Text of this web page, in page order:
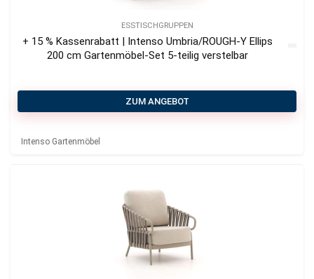
ESSTISCHGRUPPEN
+ 15 % Kassenrabatt | Intenso Umbria/ROUGH-Y Ellips
200 cm Gartenmӧbel-Set 5-teilig verstelbar
ZUM ANGEBOT
Intenso Gartenmöbel